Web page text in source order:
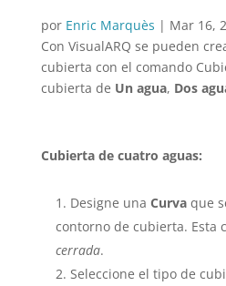
por Enric Marquès | Mar 16,
Con VisualARQ se pueden
cubierta con el comando
cubierta de Un agua, Dos
Cubierta de cuatro aguas:
Designe una Curvaque
contorno de cubierta. Esta
cerrada.
Seleccione el tipo de